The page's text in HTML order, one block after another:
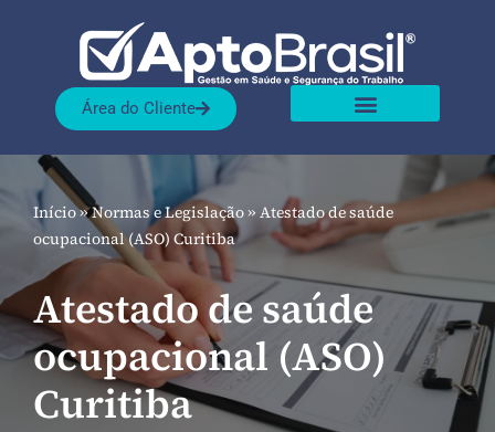
Área do Cliente
Início»Normas e Legislação» Atestado de saúde
ocupacional (ASO) Curitiba
Atestado de saúde
ocupacional (ASO)
Curitiba